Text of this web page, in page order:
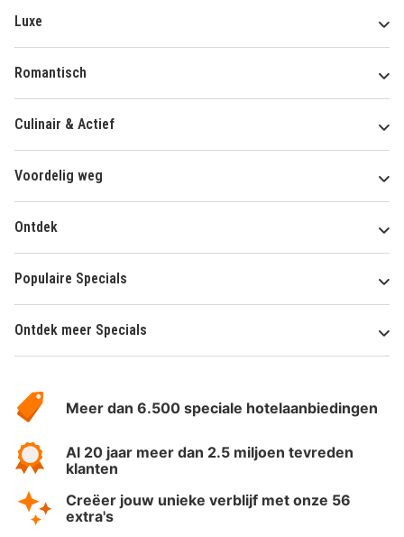
Luxe
Romantisch
Culinair & Actief
Voordelig weg
Ontdek
Populaire Specials
Ontdek meer Specials
HotelSpecials
Meer dan 6.500 speciale hotelaanbiedingen
Al 20 jaar meer dan 2.5 miljoen tevreden
klanten
Creëer jouw unieke verblijf met onze 56
extra's